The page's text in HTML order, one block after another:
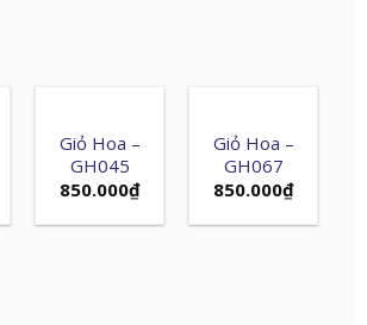
Giỏ Hoa –
GH045
850.000₫
Giỏ Hoa –
GH067
850.000₫